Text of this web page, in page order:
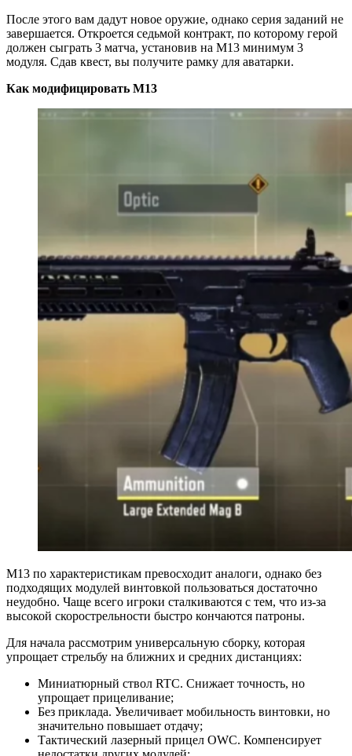
После этого вам дадут новое оружие, однако серия заданий не
завершается. Откроется седьмой контракт, по которому герой
должен сыграть 3 матча, установив на М13 минимум 3
модуля. Сдав квест, вы получите рамку для аватарки.
Как модифицировать M13
М13 по характеристикам превосходит аналоги, однако без
подходящих модулей винтовкой пользоваться достаточно
неудобно. Чаще всего игроки сталкиваются с тем, что из-за
высокой скорострельности быстро кончаются патроны.
Для начала рассмотрим универсальную сборку, которая
упрощает стрельбу на ближних и средних дистанциях:
Миниатюрный ствол RTC. Снижает точность, но
упрощает прицеливание;
Без приклада. Увеличивает мобильность винтовки, но
значительно повышает отдачу;
Тактический лазерный прицел OWC. Компенсирует